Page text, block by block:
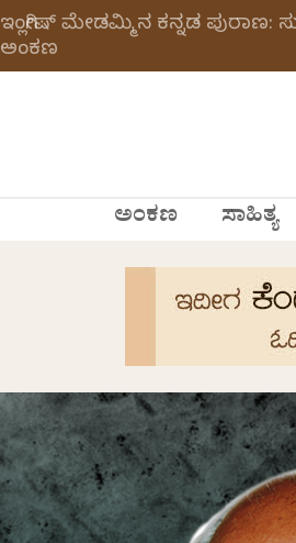
ಇಂಗ್ಲೀಷ್ ಮೇಡಮ್ಮಿನ ಕನ್ನಡ ಪುರಾಣ:
ಅಂಕಣ
ಅಂಕಣ ಸಾಹಿತ್ಯ